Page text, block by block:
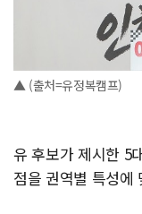
▲ (출처=유정복캠프)
유 후보가 제시한 5
점을 권역별 특성에